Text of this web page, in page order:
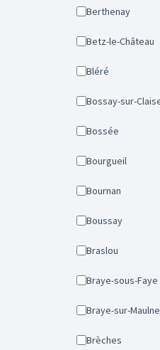
Berthenay
Betz-le-Château
Bléré
Bossay-sur-
Bossée
Bourgueil
Bournan
Boussay
Braslou
Braye-sous-Faye
Braye-sur-Maulne
Brèches